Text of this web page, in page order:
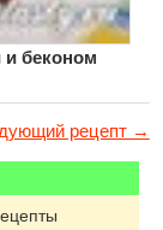
и беконом
рецепт →